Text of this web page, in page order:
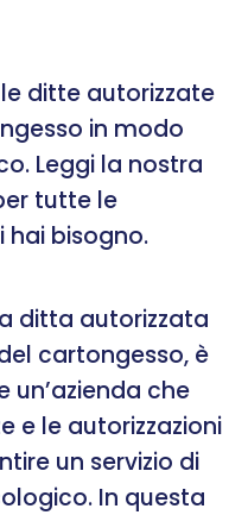
ditte autorizzate
in modo
Leggi la nostra
tutte le
hai bisogno.
ditta autorizzata
cartongesso, è
che
e le autorizzazioni
un servizio di
In questa